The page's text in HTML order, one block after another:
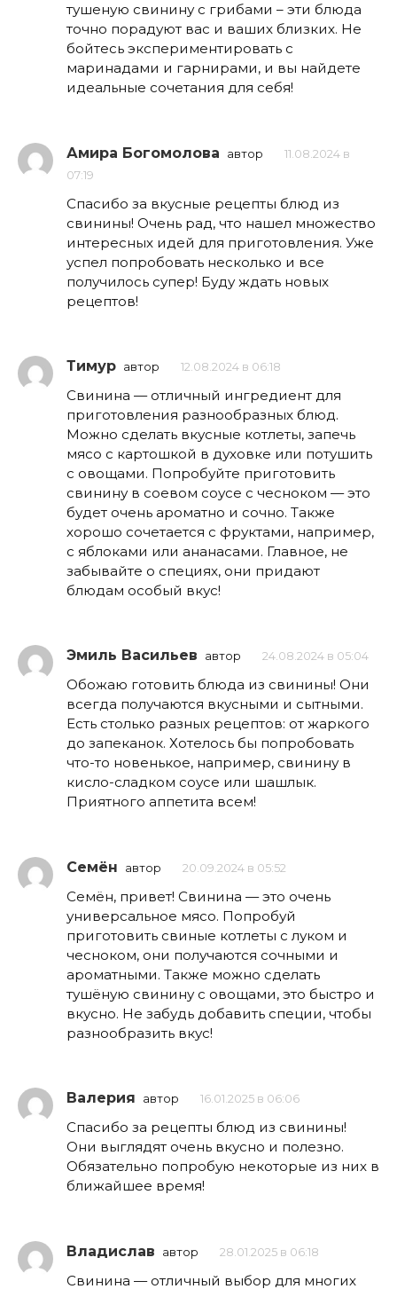
тушеную свинину с грибами – эти блюда
точно порадуют вас и ваших близких. Не
бойтесь экспериментировать с
маринадами и гарнирами, и вы найдете
идеальные сочетания для себя!
Амира Богомолова автор
11.08.2024 в
07:19
Спасибо за вкусные рецепты блюд из
свинины! Очень рад, что нашел множество
интересных идей для приготовления. Уже
успел попробовать несколько и все
получилось супер! Буду ждать новых
рецептов!
Тимур автор 12.08.2024 в 06:18
Свинина — отличный ингредиент для
приготовления разнообразных блюд.
Можно сделать вкусные котлеты, запечь
мясо с картошкой в духовке или потушить
с овощами. Попробуйте приготовить
свинину в соевом соусе с чесноком — это
будет очень ароматно и сочно. Также
хорошо сочетается с фруктами, например,
с яблоками или ананасами. Главное, не
забывайте о специях, они придают
блюдам особый вкус!
Эмиль Васильев автор 24.08.2024 в 05:04
Обожаю готовить блюда из свинины! Они
всегда получаются вкусными и сытными.
Есть столько разных рецептов: от жаркого
до запеканок. Хотелось бы попробовать
что-то новенькое, например, свинину в
кисло-сладком соусе или шашлык.
Приятного аппетита всем!
Семён автор 20.09.2024 в 05:52
Семён, привет! Свинина — это очень
универсальное мясо. Попробуй
приготовить свиные котлеты с луком и
чесноком, они получаются сочными и
ароматными. Также можно сделать
тушёную свинину с овощами, это быстро и
вкусно. Не забудь добавить специи, чтобы
разнообразить вкус!
Валерия автор 16.01.2025 в 06:06
Спасибо за рецепты блюд из свинины!
Они выглядят очень вкусно и полезно.
Обязательно попробую некоторые из них в
ближайшее время!
Владислав автор 28.01.2025 в 06:18
Свинина — отличный выбор для многих